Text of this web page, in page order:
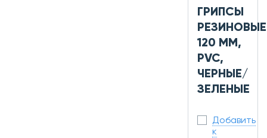
ГРИПСЫ
РЕЗИНОВЫЕ
120 ММ,
PVC,
ЧЕРНЫЕ/
ЗЕЛЕНЫЕ
Добавить
к